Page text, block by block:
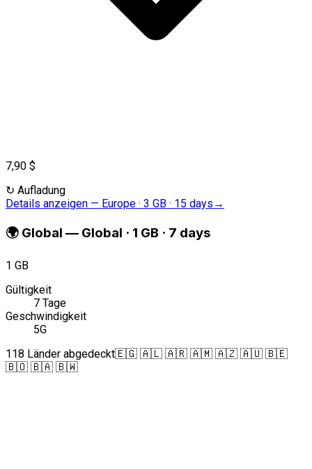
7,90 $
↻ Aufladung
Details anzeigen — Europe · 3 GB · 15 days →
🌍 Global — Global · 1 GB · 7 days
1 GB
Gültigkeit
7 Tage
Geschwindigkeit
5G
118 Länder abgedeckt🇪🇬 🇦🇱 🇦🇷 🇦🇲 🇦🇿 🇦🇺 🇧🇪
🇧🇴 🇧🇦 🇧🇼